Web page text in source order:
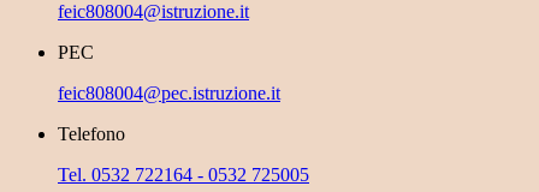
feic808004@istruzione.it
PEC
feic808004@pec.istruzione.it
Telefono
Tel. 0532 722164 - 0532 725005